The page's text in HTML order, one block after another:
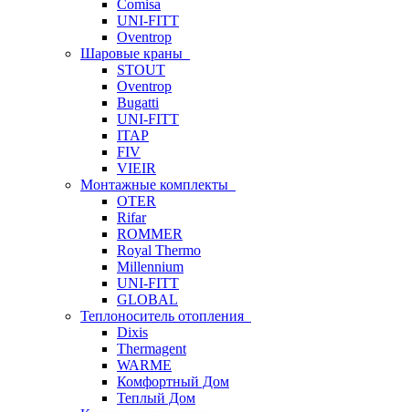
Comisa
UNI-FITT
Oventrop
Шаровые краны
STOUT
Oventrop
Bugatti
UNI-FITT
ITAP
FIV
VIEIR
Монтажные комплекты
OTER
Rifar
ROMMER
Royal Thermo
Millennium
UNI-FITT
GLOBAL
Теплоноситель отопления
Dixis
Thermagent
WARME
Комфортный Дом
Теплый Дом